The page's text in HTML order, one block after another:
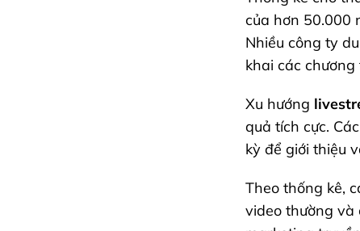
của hơn 50.000
Nhiều công ty
khai các
Xu hướng
quả tích cực.
kỳ để giới thiệu
Theo thống kê,
video thường và